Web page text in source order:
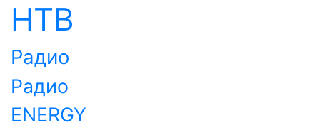
НТВ
Радио
Радио
ENERGY